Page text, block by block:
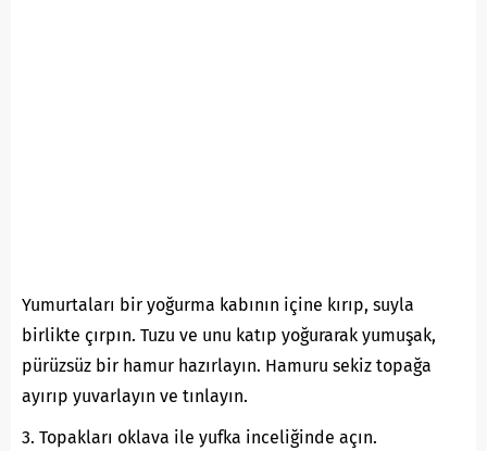
Yumurtaları bir yoğurma kabının içine kırıp, suyla
birlikte çırpın. Tuzu ve unu katıp yoğurarak yumuşak,
pürüzsüz bir hamur hazırlayın. Hamuru sekiz topağa
ayırıp yuvarlayın ve tınlayın.
3. Topakları oklava ile yufka inceliğinde açın.